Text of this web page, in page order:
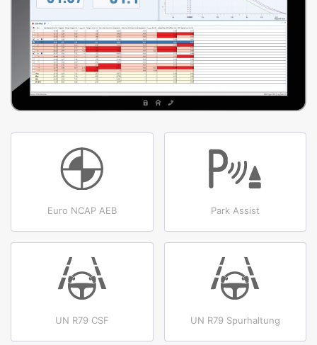
Euro NCAP AEB Park Assist
UN R79 CSF UN R79 Spurhaltung